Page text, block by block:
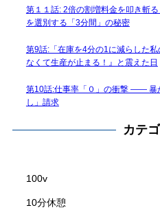
第１１話: 2倍の割増料金を叩き斬
を選別する「3分間」の秘密
第9話:「在庫を4分の1に減らした
なくて生産が止まる！』と震えた日
第10話:仕事率「０」の衝撃 —— 暴
し」請求
カテ
100v
10分休憩